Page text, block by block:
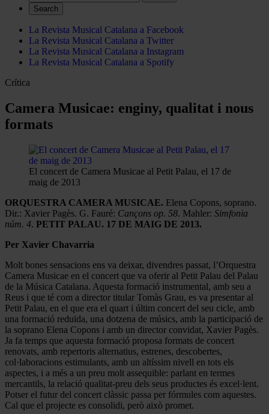
Search
La Revista Musical Catalana a Facebook
La Revista Musical Catalana a Twitter
La Revista Musical Catalana a Instagram
La Revista Musical Catalana a Spotify
Crítica
Camera Musicae: enginy, qualitat i nous
formats
El concert de Camera Musicae al Petit Palau, el 17 de
maig de 2013
ORQUESTRA CAMERA MUSICAE. Elena Copons, soprano.
Dir.: Xavier Pagès. G. Fauré: Cançons op. 58. Mahler: Simfonia
núm. 4. PETIT PALAU. 17 DE MAIG DE 2013.
Per Xavier Chavarria
Molt bones sensacions ens va deixar, divendres passat, l’Orquestra
Camera Musicae en el concert que va oferir al Petit Palau del Palau
de la Música Catalana. Aquesta formació instrumental, amb seu a
Reus i que té com a director titular Tomàs Grau, es va presentar al
Petit Palau, en el que era el quart i últim concert del seu cicle, amb
una formació reduïda, una dotzena de músics, amb la participació de
la soprano Elena Copons i amb un director convidat, Xavier Pagès.
Ja fa temps que aquesta formació proposa formats de concert
renovats, amb repertoris alternatius, estrenes, descobertes,
col·laboracions estimulants, amb un altíssim nivell en tots els
aspectes, i a més a un preu molt assequible: parlant en termes
mercantils, la relació qualitat-preu dels seus productes és excel·lent.
Potser el futur del concert clàssic passa per fórmules com aquestes.
Cal que el projecte es consolidi, però això promet.